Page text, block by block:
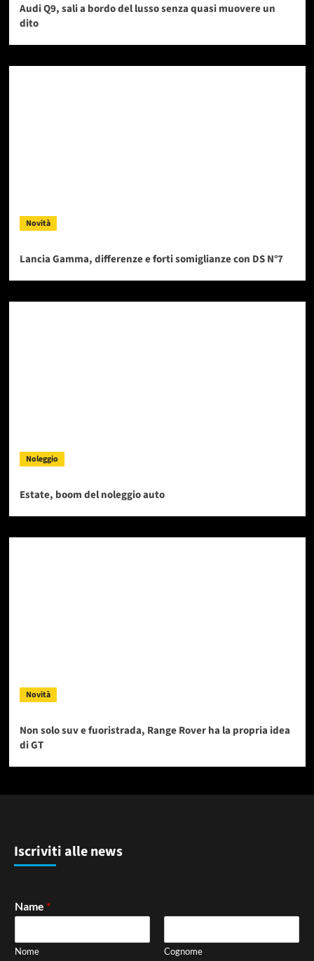
Audi Q9, sali a bordo del lusso senza quasi muovere un
dito
Novità
Lancia Gamma, differenze e forti somiglianze con DS N°7
Noleggio
Estate, boom del noleggio auto
Novità
Non solo suv e fuoristrada, Range Rover ha la propria idea
di GT
Iscriviti alle news
Name *
Nome Cognome